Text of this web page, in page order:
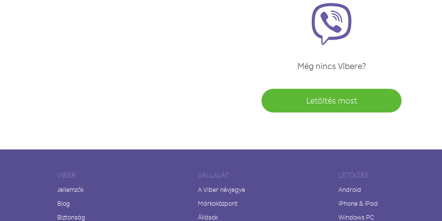
Még nincs Vibere?
Letöltés most
VIBER
Jellemzők
Blog
Biztonság
VÁLLALAT
A Viber névjegye
Márkaközpont
Állások
LETÖLTÉS
Android
iPhone & iPad
Windows PC